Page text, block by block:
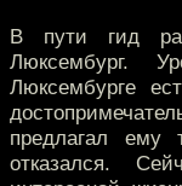
В пути гид
Люксембург.
Люксембурге
предлагал ему
отказался.